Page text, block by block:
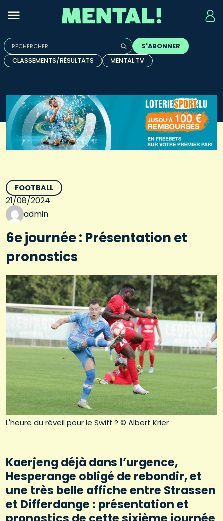
Rechercher :
Quand les résultats de l'auto-complétion sont
S'ABONNER
CLASSEMENTS/RÉSULTATS
MENTAL TV
L'heure du réveil pour le Swift ? © Albert Krier
FOOTBALL
21/08/2024
admin
6e journée : Présentation et
pronostics
Kaerjeng déjà dans l’urgence,
Hesperange obligé de rebondir, et
une très belle affiche entre Strassen
et Differdange : présentation et